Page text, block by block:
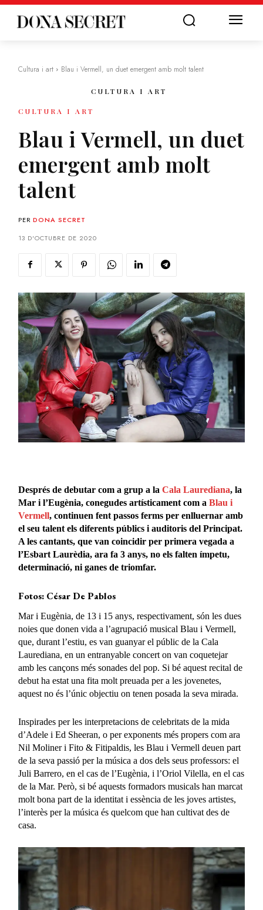
Cultura i art Blau i Vermell, un duet emergent amb molt talent
CULTURA I ART
CULTURA I ART
Blau i Vermell, un duet
emergent amb molt
talent
PER DONA SECRET
13 D'OCTUBRE DE 2020
Després de debutar com a grup a laCala Laurediana, la
Mar i l’Eugènia, conegudes artísticament com aBlau i
Vermell, continuen fent passos ferms per enlluernar amb
el seu talent els diferents públics i auditoris del Principat.
A les cantants, que van coincidir per primera vegada a
l’Esbart Laurèdia, ara fa 3 anys, no els falten ímpetu,
determinació, ni ganes de triomfar.
Fotos: César De Pablos
Mar i Eugènia, de 13 i 15 anys, respectivament, són les dues
noies que donen vida a l’agrupació musical Blau i Vermell,
que, durant l’estiu, es van guanyar el públic de la Cala
Laurediana, en un entranyable concert on van coquetejar
amb les cançons més sonades del pop. Si bé aquest recital de
debut ha estat una fita molt preuada per a les jovenetes,
aquest no és l’únic objectiu on tenen posada la seva mirada.
Inspirades per les interpretacions de celebritats de la mida
d’Adele i Ed Sheeran, o per exponents més propers com ara
Nil Moliner i Fito & Fitipaldis, les Blau i Vermell deuen part
de la seva passió per la música a dos dels seus professors: el
Juli Barrero, en el cas de l’Eugènia, i l’Oriol Vilella, en el cas
de la Mar. Però, si bé aquests formadors musicals han marcat
molt bona part de la identitat i essència de les joves artistes,
l’interès per la música és quelcom que han cultivat des de
casa.